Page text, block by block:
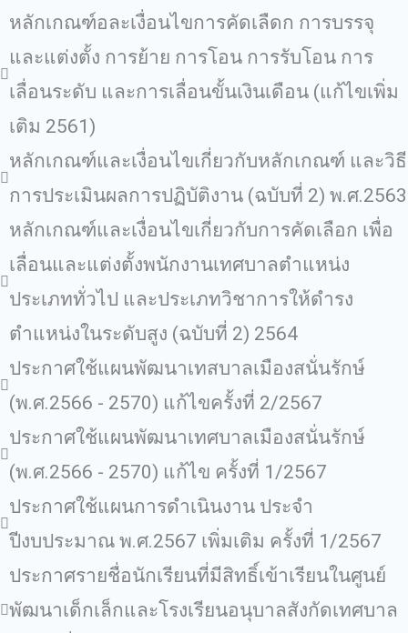
หลักเกณฑ์อละเงื่อนไขการคัดเลืดก การบรรจุ
และแต่งตั้ง การย้าย การโอน การรับโอน การ
เลื่อนระดับ และการเลื่อนขั้นเงินเดือน (แก้ไขเพิ่ม
เติม 2561)
หลักเกณฑ์และเงื่อนไขเกี่ยวกับหลักเกณฑ์ และวิธี
การประเมินผลการปฏิบัติงาน (ฉบับที่ 2) พ.ศ.2563
หลักเกณฑ์และเงื่อนไขเกี่ยวกับการคัดเลือก เพื่อ
เลื่อนและแต่งตั้งพนักงานเทศบาลตำแหน่ง
ประเภททั่วไป และประเภทวิชาการให้ดำรง
ตำแหน่งในระดับสูง (ฉบับที่ 2) 2564
ประกาศใช้แผนพัฒนาเทสบาลเมืองสนั่นรักษ์
(พ.ศ.2566 - 2570) แก้ไขครั้งที่ 2/2567
ประกาศใช้แผนพัฒนาเทศบาลเมืองสนั่นรักษ์
(พ.ศ.2566 - 2570) แก้ไข ครั้งที่ 1/2567
ประกาศใช้แผนการดำเนินงาน ประจำ
ปีงบประมาณ พ.ศ.2567 เพิ่มเติม ครั้งที่ 1/2567
ประกาศรายชื่อนักเรียนที่มีสิทธิ์เข้าเรียนในศูนย์
พัฒนาเด็กเล็กและโรงเรียนอนุบาลสังกัดเทศบาล